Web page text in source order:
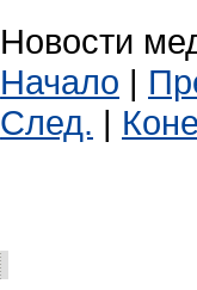
Новости
Начало |
След. |